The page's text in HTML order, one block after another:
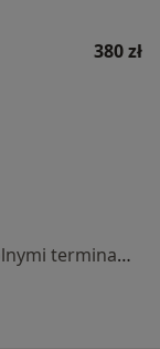
380 zł
Brak dostępnych specjalistów z wolnymi terminami w tym centrum medycznym.